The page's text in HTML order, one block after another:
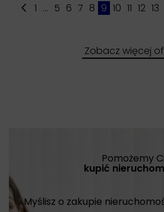
1 ... 5 6 7 8 9 10 11 12 13
Zobacz więcej
Pomożemy Ci
kupić
Myślisz o zakupie